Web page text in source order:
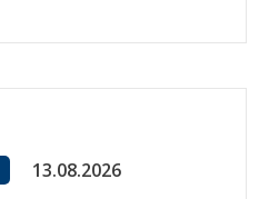
13.08.2026